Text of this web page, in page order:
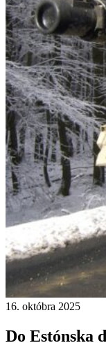
16. októbra 2025
Do Estónska